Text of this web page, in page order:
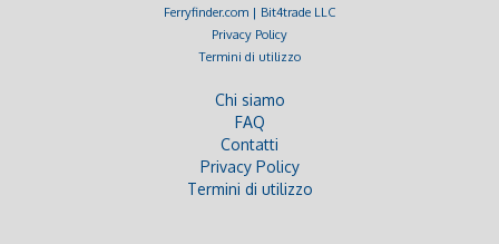
Ferryfinder.com | Bit4trade LLC
Privacy Policy
Termini di utilizzo
Chi siamo
FAQ
Contatti
Privacy Policy
Termini di utilizzo